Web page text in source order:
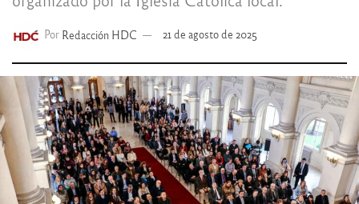
Por Redacción HDC 21 de agosto de 2025